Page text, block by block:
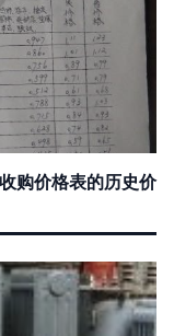
购价格表的历史价